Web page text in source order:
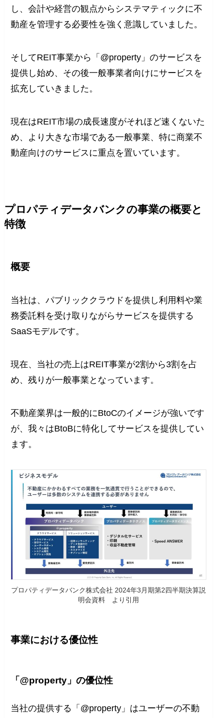
し、会計や経営の観点からシステマティックに不
動産を管理する必要性を強く意識していました。
そしてREIT事業から「@property」のサービスを
提供し始め、その後一般事業者向けにサービスを
拡充していきました。
現在はREIT市場の成長速度がそれほど速くないた
め、より大きな市場である一般事業、特に商業不
動産向けのサービスに重点を置いています。
プロパティデータバンクの事業の概要と
特徴
概要
当社は、パブリッククラウドを提供し利用料や業
務委託料を受け取りながらサービスを提供する
SaaSモデルです。
現在、当社の売上はREIT事業が2割から3割を占
め、残りが一般事業となっています。
不動産業界は一般的にBtoCのイメージが強いです
が、我々はBtoBに特化してサービスを提供してい
ます。
プロパティデータバンク株式会社 2024年3月期第2四半期決算説
明会資料 より引用
事業における優位性
「@property」の優位性
当社の提供する「@property」はユーザーの不動